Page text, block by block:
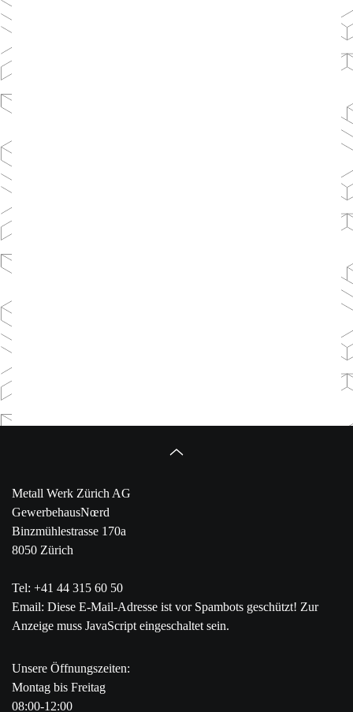
Metall Werk Zürich AG
GewerbehausNœrd
Binzmühlestrasse 170a
8050 Zürich
Tel: +41 44 315 60 50
Email: Diese E-Mail-Adresse ist vor Spambots geschützt! Zur
Anzeige muss JavaScript eingeschaltet sein.
Unsere Öffnungszeiten:
Montag bis Freitag
08:00-12:00